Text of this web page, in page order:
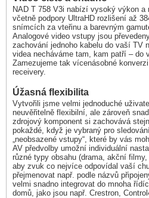
NAD T 758 V3i nabízí vysoký výkon a
včetně podpory UltraHD rozlišení až
snímcích za vteřinu a barevným
Analogové video vstupy jsou
zachování jednoho kabelu do vaší TV
videa necháváme tam, kam patří – do
Zamezujeme tak vícenásobné
receivery.
Úžasná flexibilita
Vytvořili jsme velmi jednoduché
neuvěřitelně flexibilní, ale zároveň
zdrojový komponent si zachovává
pokaždé, když je vybraný pro
„neobsazené vstupy“, které by vás
AV předvolby umožní individuální
různé typy obsahu (drama, akční
aby zvuk co nejvíce odpovídal vaší
přejmenovat např. podle názvů
velmi snadno integrovat do mnoha
domů, jako jsou např. Crestron,